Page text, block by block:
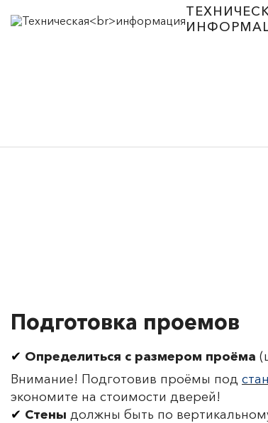
Подготовка проемов
Определиться с размером проёма
Внимание! Подготовив проёмы под
экономите на стоимости дверей!
Стены должны быть по